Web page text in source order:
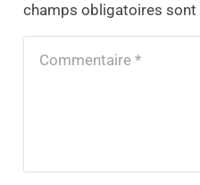
champs obligatoires sont